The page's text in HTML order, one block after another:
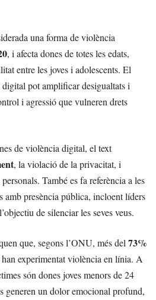
una forma de violència
, i afecta dones de totes les edats,
entre les joves i adolescents. El
digital pot amplificar desigualtats i
i agressió que vulneren drets
de violència digital, el text
, la violació de la privacitat, i
També es fa referència a les
amb presència pública, incloent líders
de silenciar les seves veus.
que, segons l’ONU, més del 73%
experimentat violència en línia. A
són dones joves menors de 24
generen un dolor emocional profund,